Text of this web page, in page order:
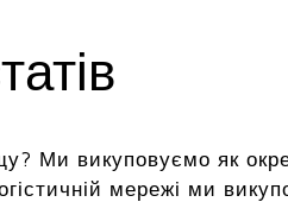
викуповуємо як
мережі ми